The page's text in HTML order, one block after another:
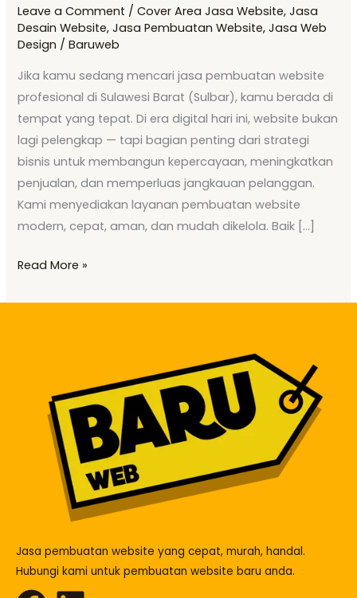
Leave a Comment /Cover Area Jasa Website,Jasa
Desain Website,Jasa Pembuatan Website,Jasa Web
Design /Baruweb
Jika kamu sedang mencari jasa pembuatan website
profesional di Sulawesi Barat (Sulbar), kamu berada di
tempat yang tepat. Di era digital hari ini, website bukan
lagi pelengkap — tapi bagian penting dari strategi
bisnis untuk membangun kepercayaan, meningkatkan
penjualan, dan memperluas jangkauan pelanggan.
Kami menyediakan layanan pembuatan website
modern, cepat, aman, dan mudah dikelola. Baik […]
Read More »
Jasa pembuatan website yang cepat, murah, handal.
Hubungi kami untuk pembuatan website baru anda.